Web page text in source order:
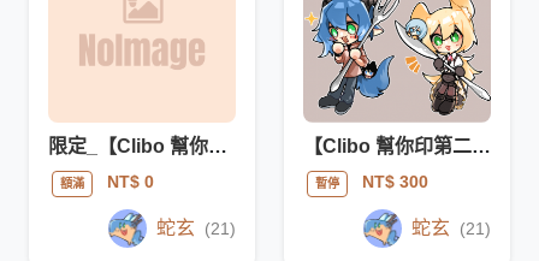
限定_【Clibo 幫你印第二屆】方形立牌委託
額滿 NT$ 0
蛇玄 (21)
【Clibo 幫你印第二屆】Ｑ版飯友委託
暫停 NT$ 300
蛇玄 (21)